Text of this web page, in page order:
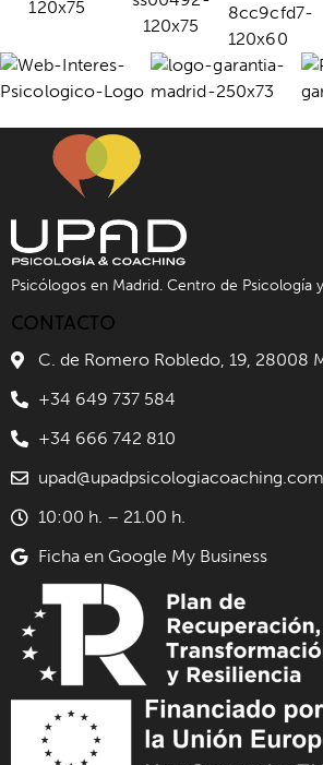
Psicólogos en Madrid. Centro de Psicología
CONTACTO
C. de Romero Robledo, 19, 28008
+34 649 737 584
+34 666 742 810
upad@upadpsicologiacoaching.com
10:00 h. – 21.00 h.
Ficha en Google My Business